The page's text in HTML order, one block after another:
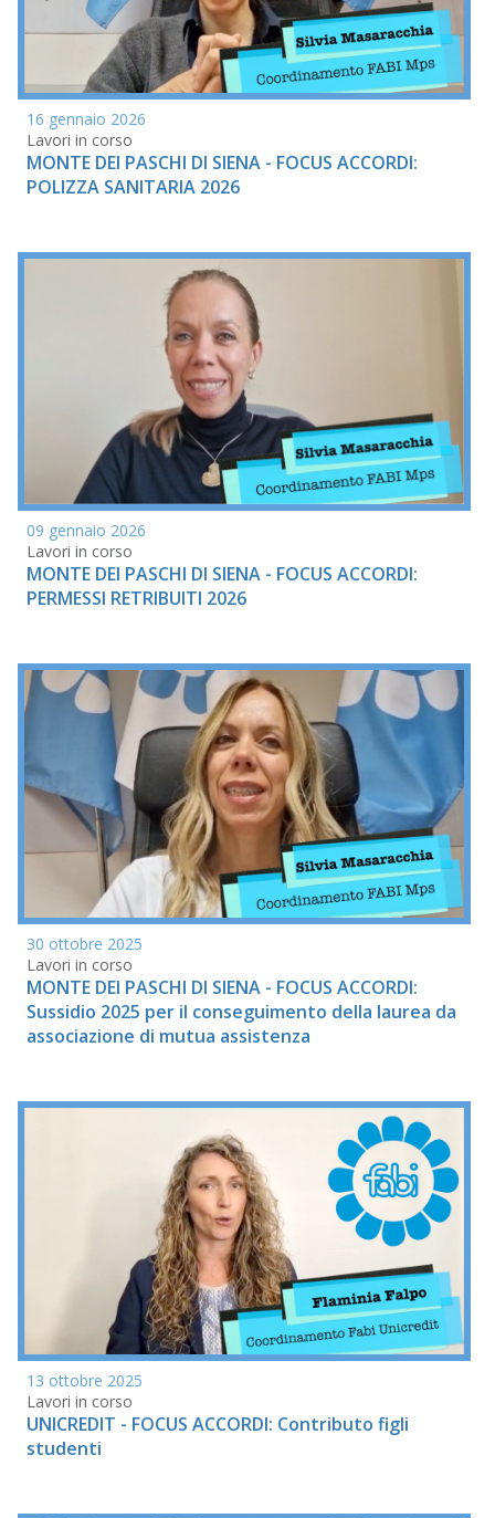
16 gennaio 2026
Lavori in corso
MONTE DEI PASCHI DI SIENA - FOCUS ACCORDI:
POLIZZA SANITARIA 2026
09 gennaio 2026
Lavori in corso
MONTE DEI PASCHI DI SIENA - FOCUS ACCORDI:
PERMESSI RETRIBUITI 2026
30 ottobre 2025
Lavori in corso
MONTE DEI PASCHI DI SIENA - FOCUS ACCORDI:
Sussidio 2025 per il conseguimento della laurea da
associazione di mutua assistenza
13 ottobre 2025
Lavori in corso
UNICREDIT - FOCUS ACCORDI: Contributo figli
studenti